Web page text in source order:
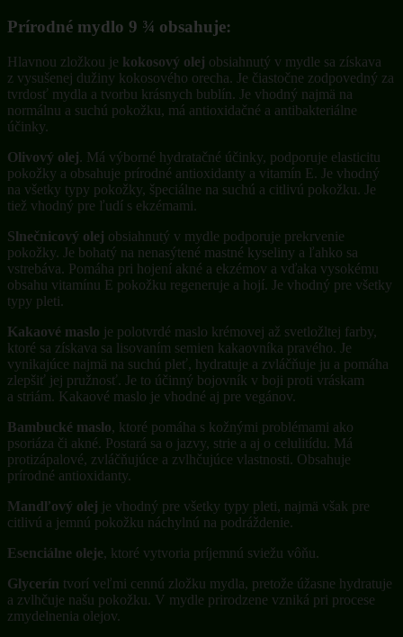
Prírodné mydlo 9 ¾ obsahuje:
Hlavnou zložkou je kokosový olej obsiahnutý v mydle sa získava
z vysušenej dužiny kokosového orecha. Je čiastočne zodpovedný za
tvrdosť mydla a tvorbu krásnych bublín. Je vhodný najmä na
normálnu a suchú pokožku, má antioxidačné a antibakteriálne
účinky.
Olivový olej. Má výborné hydratačné účinky, podporuje elasticitu
pokožky a obsahuje prírodné antioxidanty a vitamín E. Je vhodný
na všetky typy pokožky, špeciálne na suchú a citlivú pokožku. Je
tiež vhodný pre ľudí s ekzémami.
Slnečnicový olej obsiahnutý v mydle podporuje prekrvenie
pokožky. Je bohatý na nenasýtené mastné kyseliny a ľahko sa
vstrebáva. Pomáha pri hojení akné a ekzémov a vďaka vysokému
obsahu vitamínu E pokožku regeneruje a hojí. Je vhodný pre všetky
typy pleti.
Kakaové maslo je polotvrdé maslo krémovej až svetložltej farby,
ktoré sa získava sa lisovaním semien kakaovníka pravého. Je
vynikajúce najmä na suchú pleť, hydratuje a zvláčňuje ju a pomáha
zlepšiť jej pružnosť. Je to účinný bojovník v boji proti vráskam
a striám. Kakaové maslo je vhodné aj pre vegánov.
Bambucké maslo, ktoré pomáha s kožnými problémami ako
psoriáza či akné. Postará sa o jazvy, strie a aj o celulitídu. Má
protizápalové, zvláčňujúce a zvlhčujúce vlastnosti. Obsahuje
prírodné antioxidanty.
Mandľový olej je vhodný pre všetky typy pleti, najmä však pre
citlivú a jemnú pokožku náchylnú na podráždenie.
Esenciálne oleje, ktoré vytvoria príjemnú sviežu vôňu.
Glycerín tvorí veľmi cennú zložku mydla, pretože úžasne hydratuje
a zvlhčuje našu pokožku. V mydle prirodzene vzniká pri procese
zmydelnenia olejov.